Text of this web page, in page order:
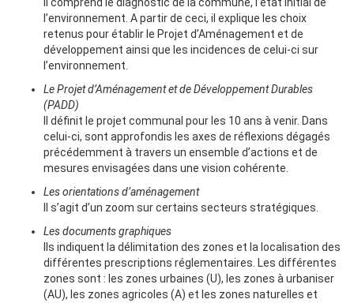
l’environnement. A partir de ceci, il explique les choix
retenus pour établir le Projet d’Aménagement et de
développement ainsi que les incidences de celui-ci sur
l’environnement.
Le Projet d’Aménagement et de Développement Durables
(PADD)
Il définit le projet communal pour les 10 ans à venir. Dans
celui-ci, sont approfondis les axes de réflexions dégagés
précédemment à travers un ensemble d’actions et de
mesures envisagées dans une vision cohérente.
Les orientations d’aménagement
Il s’agit d’un zoom sur certains secteurs stratégiques.
Les documents graphiques
Ils indiquent la délimitation des zones et la localisation des
différentes prescriptions réglementaires. Les différentes
zones sont : les zones urbaines (U), les zones à urbaniser
(AU), les zones agricoles (A) et les zones naturelles et